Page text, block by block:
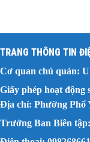
TRANG THÔNG TIN
Cơ quan chủ quản:
Giấy phép hoạt động
Địa chỉ: Phường Phổ
Trưởng Ban Biên